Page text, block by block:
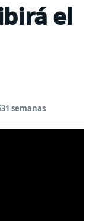
el
semanas